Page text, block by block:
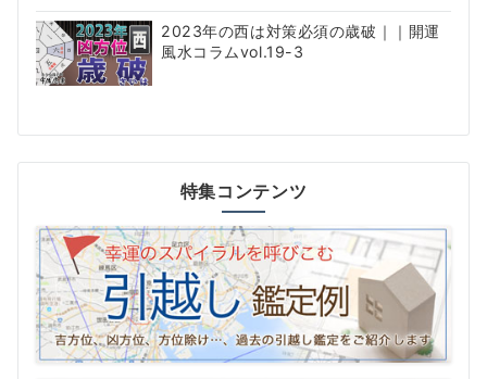
2023年の西は対策必須の歳破｜｜開運
風水コラムvol.19-3
特集コンテンツ